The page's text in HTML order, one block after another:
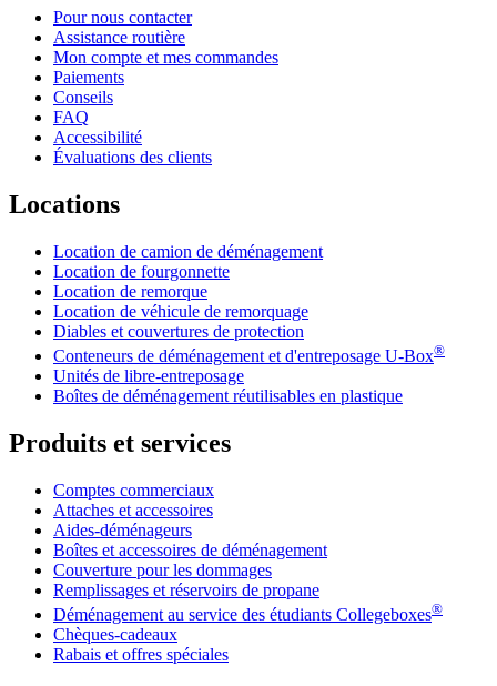
Pour nous contacter
Assistance routière
Mon compte et mes commandes
Paiements
Conseils
FAQ
Accessibilité
Évaluations des clients
Locations
Location de camion de déménagement
Location de fourgonnette
Location de remorque
Location de véhicule de remorquage
Diables et couvertures de protection
Conteneurs de déménagement et d'entreposage U-Box®
Unités de libre-entreposage
Boîtes de déménagement réutilisables en plastique
Produits et services
Comptes commerciaux
Attaches et accessoires
Aides-déménageurs
Boîtes et accessoires de déménagement
Couverture pour les dommages
Remplissages et réservoirs de propane
Déménagement au service des étudiants Collegeboxes®
Chèques-cadeaux
Rabais et offres spéciales